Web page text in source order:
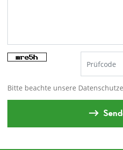
Bitte beachte unsere